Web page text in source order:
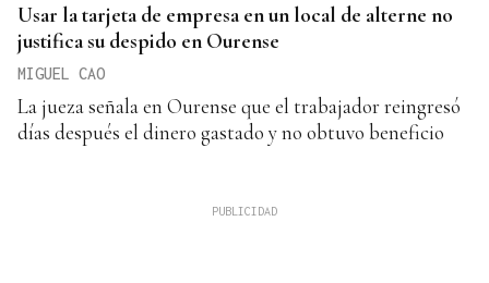
Usar la tarjeta de empresa en un local de alterne no
justifica su despido en Ourense
MIGUEL CAO
La jueza señala en Ourense que el trabajador reingresó
días después el dinero gastado y no obtuvo beneficio